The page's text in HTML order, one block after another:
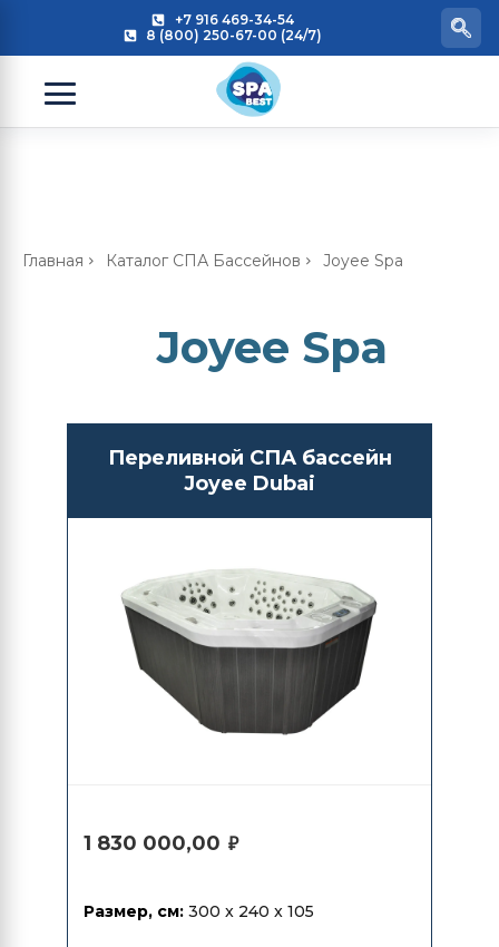
+7 916 469-34-54
8 (800) 250-67-00 (24/7)
Главная Каталог СПА Бассейнов Joyee Spa
Joyee Spa
Переливной СПА бассейн
Joyee Dubai
1 830 000,00 ₽
Размер, см: 300 x 240 x 105